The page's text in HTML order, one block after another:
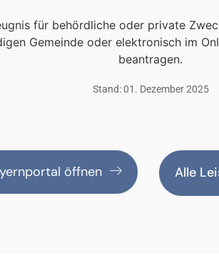
für behördliche oder private
Gemeinde oder elektronisch im
beantragen.
Stand: 01. Dezember 2025
öffnen Alle